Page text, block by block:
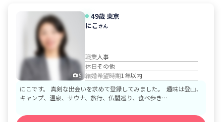
5
49歳 東京
にこ さん
職業人事
休日その他
結婚希望時期1年以内
にこです。 真剣な出会いを求めて登録してみました。 趣味は登山、
キャンプ、温泉、サウナ、旅行、仏閣巡り、食べ歩き…